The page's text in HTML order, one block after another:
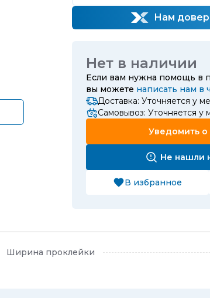
Нам
Нет в наличии
Если вам нужна помощь в
вы можете написать нам в
Доставка: Уточняется у
Самовывоз: Уточняется у
Уведомить о
Не нашли
В избранное
Ширина проклейки